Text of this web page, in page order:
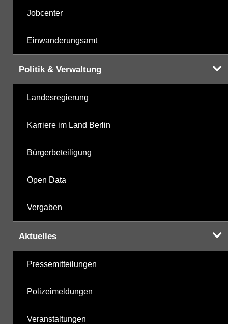
Jobcenter
Einwanderungsamt
Politik & Verwaltung
Landesregierung
Karriere im Land Berlin
Bürgerbeteiligung
Open Data
Vergaben
Aktuelles
Pressemitteilungen
Polizeimeldungen
Veranstaltungen